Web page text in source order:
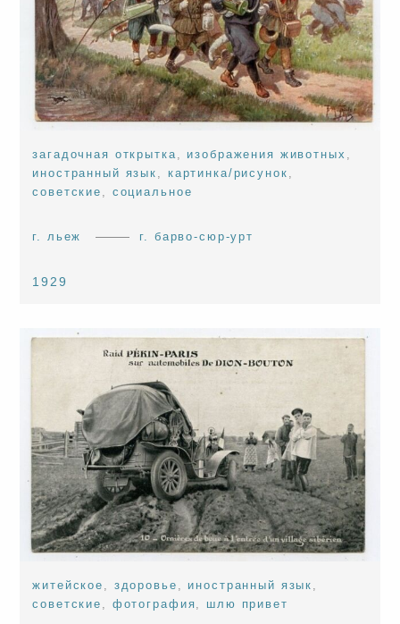
загадочная открытка изображения животных
иностранный язык
картинка/рисунок
советские
социальное
г. льеж г. барво-сюр-урт
1929
житейское , здоровье , иностранный язык ,
советские , фотография, шлю привет